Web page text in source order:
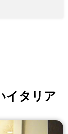
イタリア